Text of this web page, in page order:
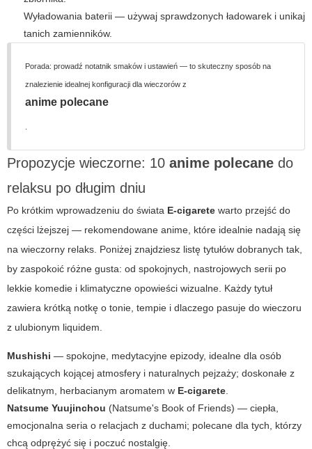
Wyładowania baterii — używaj sprawdzonych ładowarek i unikaj
tanich zamienników.
Porada: prowadź notatnik smaków i ustawień — to skuteczny sposób na
znalezienie idealnej konfiguracji dla wieczorów z
anime polecane
Propozycje wieczorne: 10 anime polecane do
relaksu po długim dniu
Po krótkim wprowadzeniu do świata E-cigarete warto przejść do
części lżejszej — rekomendowane anime, które idealnie nadają się
na wieczorny relaks. Poniżej znajdziesz listę tytułów dobranych tak,
by zaspokoić różne gusta: od spokojnych, nastrojowych serii po
lekkie komedie i klimatyczne opowieści wizualne. Każdy tytuł
zawiera krótką notkę o tonie, tempie i dlaczego pasuje do wieczoru
z ulubionym liquidem.
Mushishi — spokojne, medytacyjne epizody, idealne dla osób
szukających kojącej atmosfery i naturalnych pejzaży; doskonałe z
delikatnym, herbacianym aromatem w E-cigarete
Natsume Yuujinchou (Natsume's Book of Friends) — ciepła,
emocjonalna seria o relacjach z duchami; polecane dla tych, którzy
chcą odprężyć się i poczuć nostalgię.